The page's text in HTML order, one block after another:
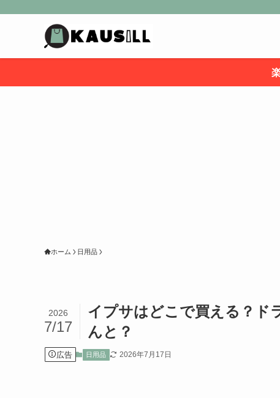
ホーム 日用品
イプサはどこで買える？ド
んと？
2026
7/17
広告 日用品 2026年7月17日